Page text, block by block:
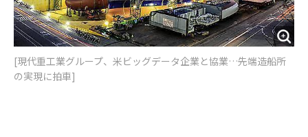
[現代重工業グループ、米ビッグデータ企業と協業…先端造船所
の実現に拍車]